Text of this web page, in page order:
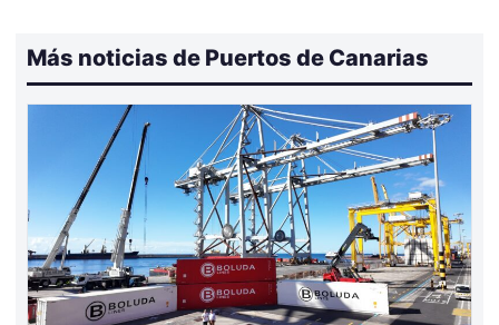
Más noticias de Puertos de Canarias